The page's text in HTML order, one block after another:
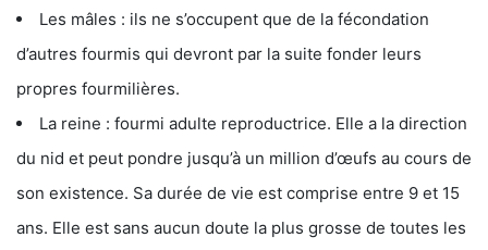
Les mâles : ils ne s’occupent que de la fécondation
d’autres fourmis qui devront par la suite fonder leurs
propres fourmilières.
La reine : fourmi adulte reproductrice. Elle a la direction
du nid et peut pondre jusqu’à un million d’œufs au cours de
son existence. Sa durée de vie est comprise entre 9 et 15
ans. Elle est sans aucun doute la plus grosse de toutes les